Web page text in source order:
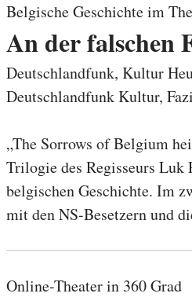
Belgische Geschichte im
An der falschen
Deutschlandfunk, Kultur
Deutschlandfunk Kultur,
„The Sorrows of Belgium
Trilogie des Regisseurs Luk
belgischen Geschichte. Im
mit den NS-Besetzern und
Online-Theater in 360 Grad